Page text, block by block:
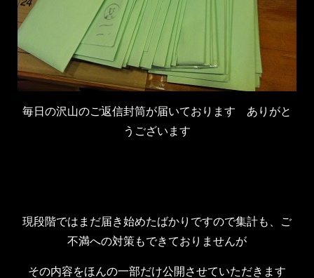
毎日の沢山のご返信封筒が届いております ありがと
うございます
現段階ではまだ届き始めたばかりですので集計も、ご
不満への対策もできておりませんが
その内容をほんの一部だけ公開させていただきます